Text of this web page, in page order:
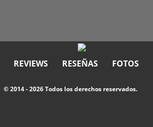
REVIEWS RESEÑAS FOTOS
© 2014 - 2026 Todos los derechos reservados.